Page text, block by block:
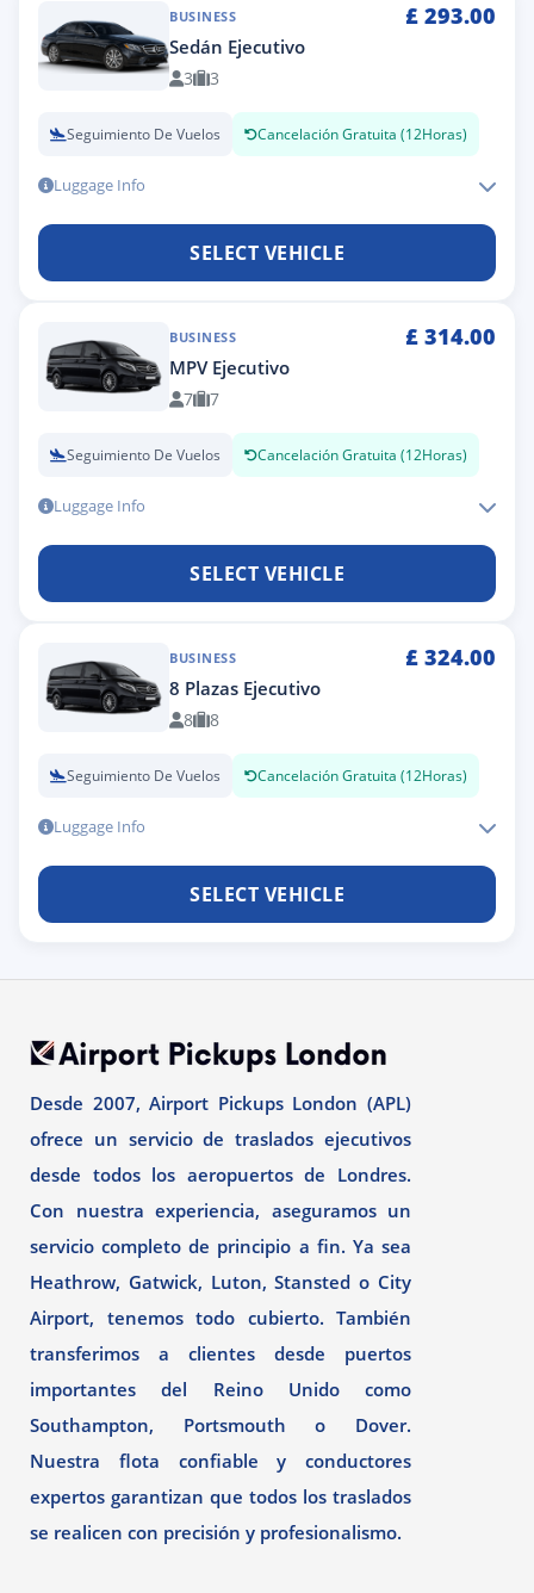
BUSINESS £ 293.00
Sedán Ejecutivo
3 3
Seguimiento De Vuelos Cancelación Gratuita (12Horas)
Luggage Info
SELECT VEHICLE
BUSINESS £ 314.00
MPV Ejecutivo
7 7
Seguimiento De Vuelos Cancelación Gratuita (12Horas)
Luggage Info
SELECT VEHICLE
BUSINESS £ 324.00
8 Plazas Ejecutivo
8 8
Seguimiento De Vuelos Cancelación Gratuita (12Horas)
Luggage Info
SELECT VEHICLE
Desde 2007, Airport Pickups London (APL)
ofrece un servicio de traslados ejecutivos
desde todos los aeropuertos de Londres.
Con nuestra experiencia, aseguramos un
servicio completo de principio a fin. Ya sea
Heathrow, Gatwick, Luton, Stansted o City
Airport, tenemos todo cubierto. También
transferimos a clientes desde puertos
importantes del Reino Unido como
Southampton, Portsmouth o Dover.
Nuestra flota confiable y conductores
expertos garantizan que todos los traslados
se realicen con precisión y profesionalismo.